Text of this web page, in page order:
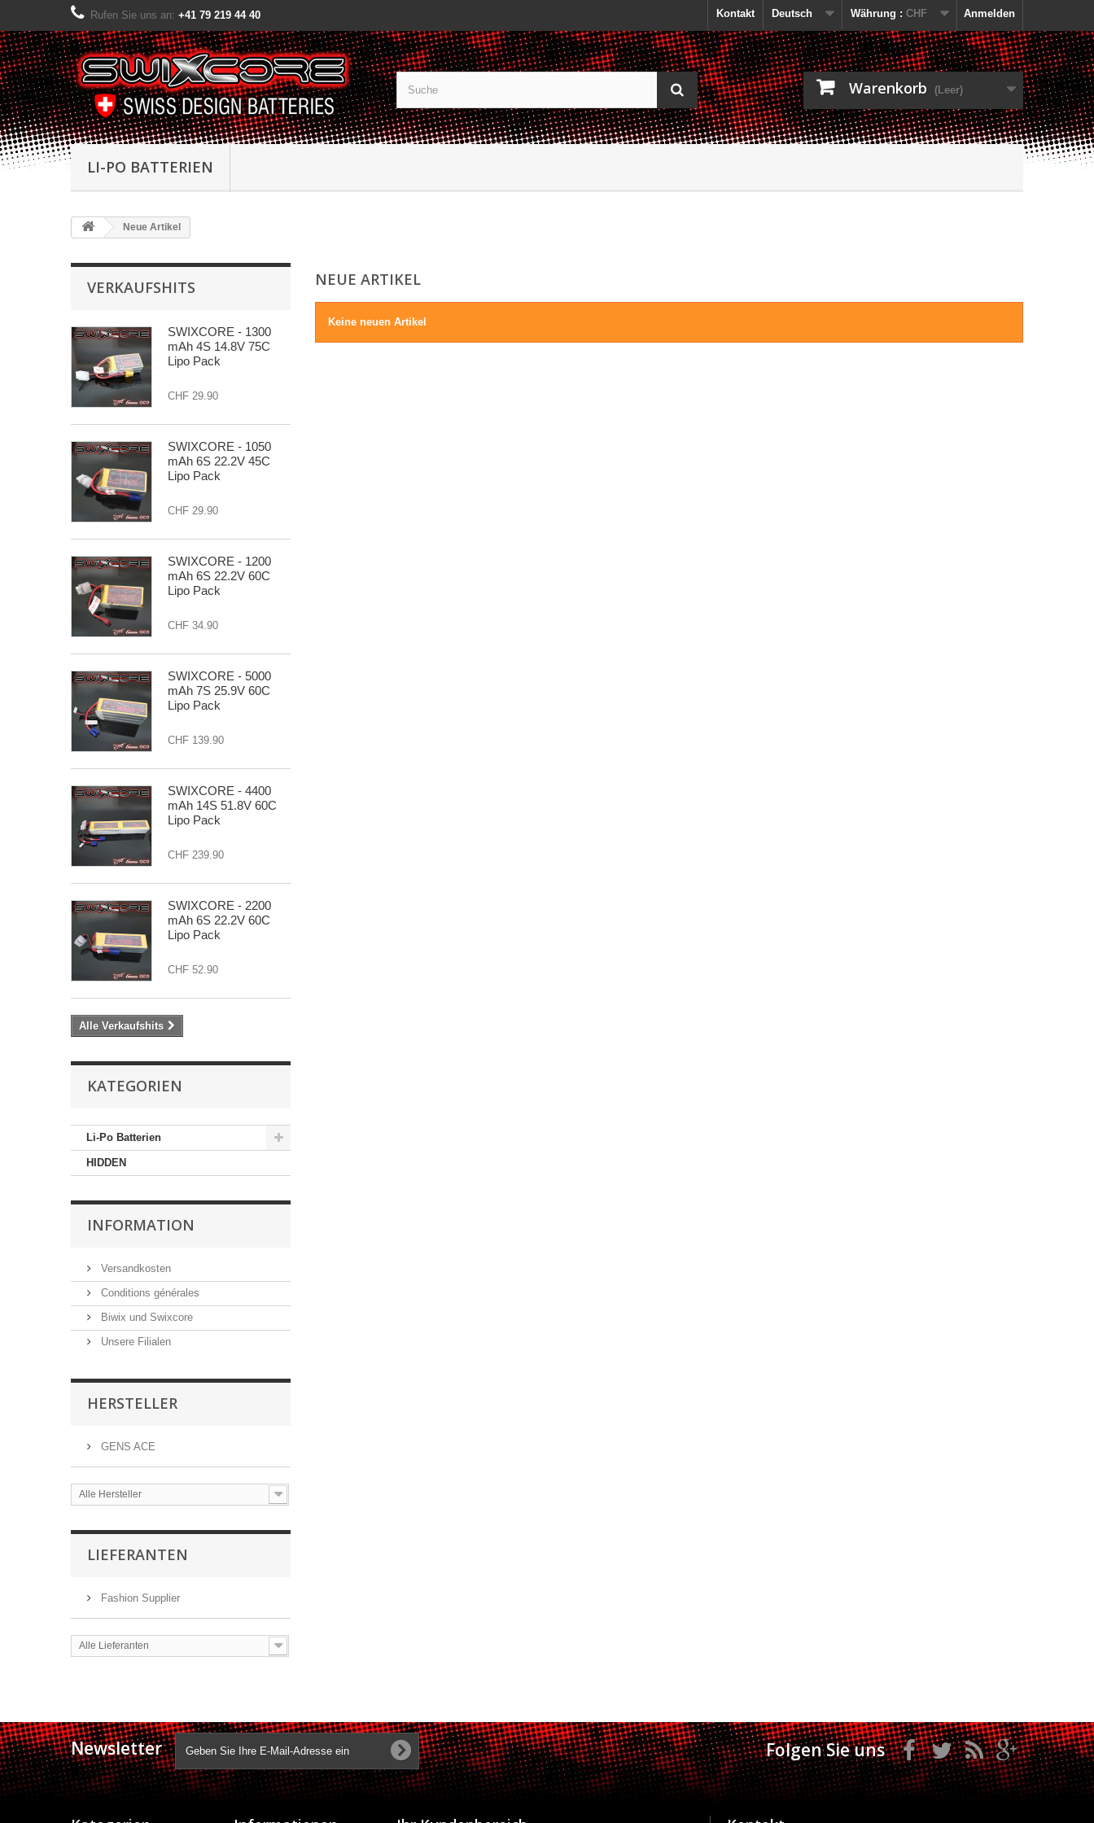
Anmelden
Währung : CHF
Deutsch
Kontakt
Rufen Sie uns an: +41 79 219 44 40
Warenkorb (Leer)
LI-PO BATTERIEN
Neue Artikel
VERKAUFSHITS
SWIXCORE - 1300
mAh 4S 14.8V 75C
Lipo Pack
CHF 29.90
SWIXCORE - 1050
mAh 6S 22.2V 45C
Lipo Pack
CHF 29.90
SWIXCORE - 1200
mAh 6S 22.2V 60C
Lipo Pack
CHF 34.90
SWIXCORE - 5000
mAh 7S 25.9V 60C
Lipo Pack
CHF 139.90
SWIXCORE - 4400
mAh 14S 51.8V 60C
Lipo Pack
CHF 239.90
SWIXCORE - 2200
mAh 6S 22.2V 60C
Lipo Pack
CHF 52.90
Alle Verkaufshits
KATEGORIEN
Li-Po Batterien
HIDDEN
INFORMATION
Versandkosten
Conditions générales
Biwix und Swixcore
Unsere Filialen
HERSTELLER
GENS ACE
Alle Hersteller
LIEFERANTEN
Fashion Supplier
Alle Lieferanten
NEUE ARTIKEL
Keine neuen Artikel
Newsletter Folgen Sie uns